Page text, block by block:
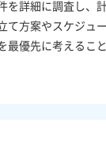
を詳細に調査し、
て方案やスケジュ
最優先に考えるこ